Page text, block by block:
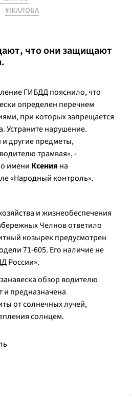
#ЖАЛОБА
что они защищают
ГИБДД пояснило, что
определен перечнем
при которых запрещается
Устраните нарушение.
и другие предметы,
трамвая», -
имени Ксения на
«Народный контроль».
и жизнеобеспечения
Челнов ответило
козырек предусмотрен
71-605. Его наличие не
России».
обзор водителю
и предназначена
от солнечных лучей,
солнцем.